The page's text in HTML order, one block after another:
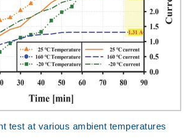
test at various ambient temperatures